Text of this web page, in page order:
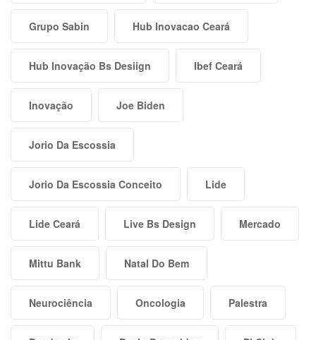
Grupo Sabin Hub Inovacao Ceará
Hub Inovação Bs Desiign Ibef Ceará
Inovação Joe Biden
Jorio Da Escossia
Jorio Da Escossia Conceito Lide
Lide Ceará Live Bs Design Mercado
Mittu Bank Natal Do Bem
Neurociência Oncologia Palestra